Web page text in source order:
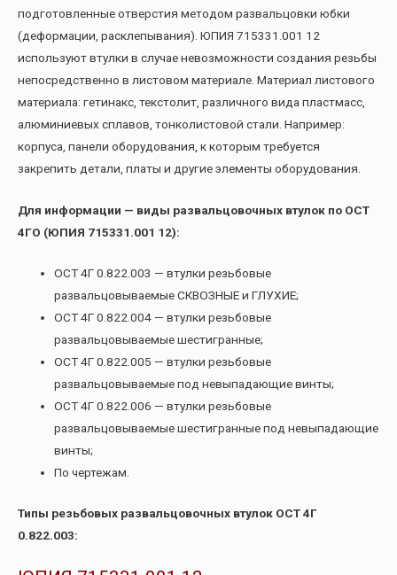
подготовленные отверстия методом развальцовки юбки
(деформации, расклепывания). ЮПИЯ 715331.001 12
используют втулки в случае невозможности создания резьбы
непосредственно в листовом материале. Материал листового
материала: гетинакс, текстолит, различного вида пластмасс,
алюминиевых сплавов, тонколистовой стали. Например:
корпуса, панели оборудования, к которым требуется
закрепить детали, платы и другие элементы оборудования.
Для информации — виды развальцовочных втулок по ОСТ
4ГО (ЮПИЯ 715331.001 12):
ОСТ 4Г 0.822.003 — втулки резьбовые
развальцовываемые СКВОЗНЫЕ и ГЛУХИЕ;
ОСТ 4Г 0.822.004 — втулки резьбовые
развальцовываемые шестигранные;
ОСТ 4Г 0.822.005 — втулки резьбовые
развальцовываемые под невыпадающие винты;
ОСТ 4Г 0.822.006 — втулки резьбовые
развальцовываемые шестигранные под невыпадающие
винты;
По чертежам.
Типы резьбовых развальцовочных втулок ОСТ 4Г
0.822.003: